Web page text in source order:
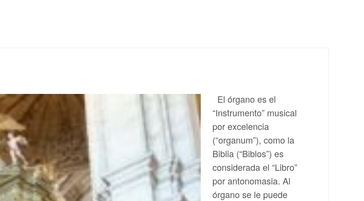
El órgano es el
“Instrumento” musical
por excelencia
(“organum”), como la
Biblia (“Biblos”) es
considerada el “Libro”
por antonomasia. Al
órgano se le puede